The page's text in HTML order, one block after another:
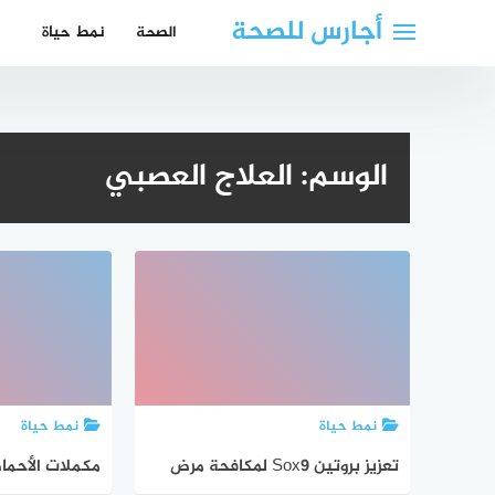
أجارس للصحة الصحة نمط حياة
الوسم:العلاج العصبي
نمط حياة
تعزيز بروتين Sox9 لمكافحة مرض
نمط حياة
مكملات